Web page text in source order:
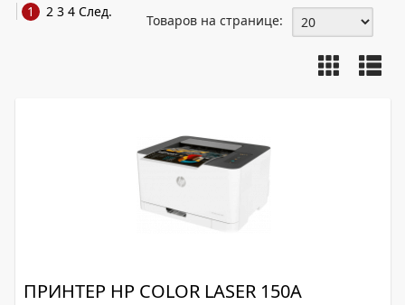
1
2 3 4 След.
Товаров на странице:
ПРИНТЕР HP COLOR LASER 150A